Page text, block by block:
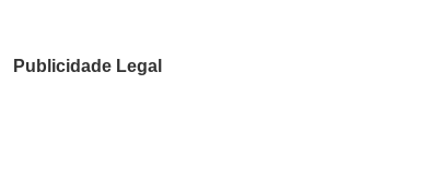
Publicidade Legal